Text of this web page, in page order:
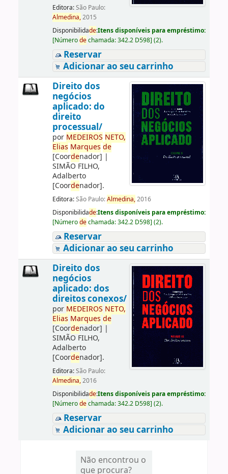
Editora:São Paulo:
Almedina,2015
Disponibilidade:Itens disponíveis para empréstimo:
[Númerodechamada:342.2 D598] (2).
Reservar
Adicionar ao seu carrinho
Direito dos
negócios
aplicado: do
direito
processual/
por MEDEIROS NETO,
Elias Marques de
[Coordenador] |
SIMÃO FILHO,
Adalberto
[Coordenador].
Editora:São Paulo:Almedina,2016
Disponibilidade:Itens disponíveis para empréstimo:
[Númerodechamada:342.2 D598] (2).
Reservar
Adicionar ao seu carrinho
Direito dos
negócios
aplicado: dos
direitos conexos/
por MEDEIROS NETO,
Elias Marques de
[Coordenador] |
SIMÃO FILHO,
Adalberto
[Coordenador].
Editora:São Paulo:
Almedina,2016
Disponibilidade:Itens disponíveis para empréstimo:
[Númerodechamada:342.2 D598] (2).
Reservar
Adicionar ao seu carrinho
Não encontrou o
que procura?